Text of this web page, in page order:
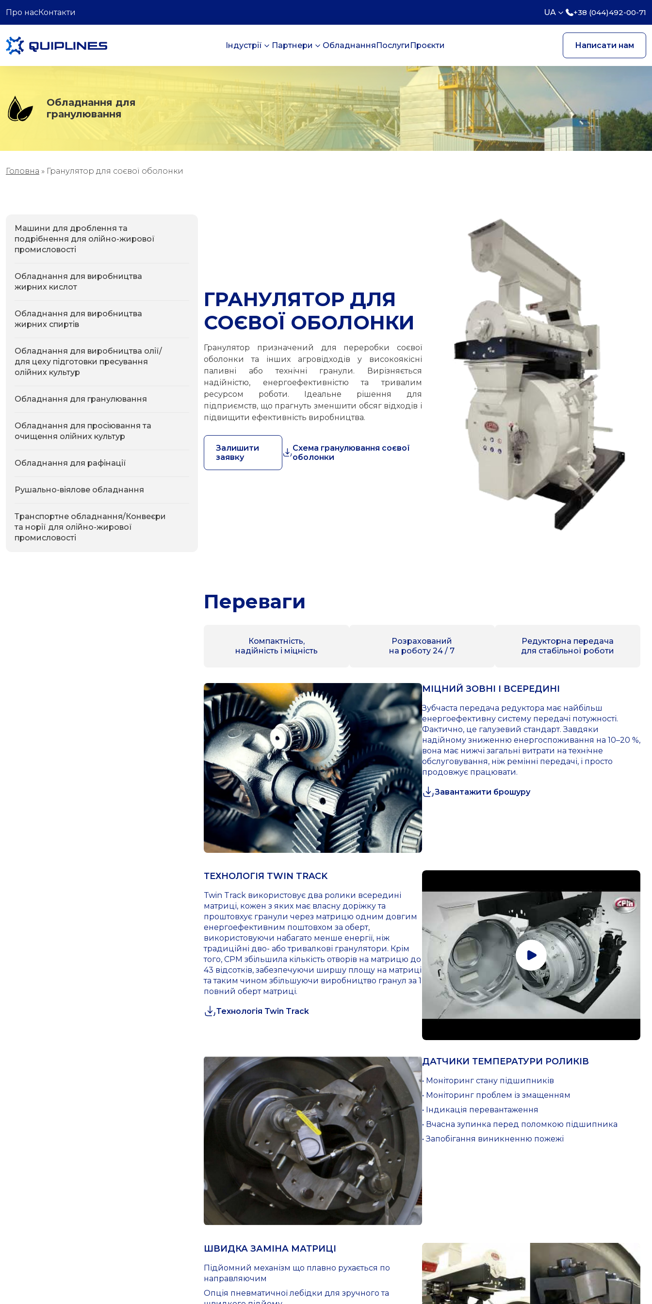
Про насКонтакти UA +38 (044)492-00-71
Індустрії Партнери ОбладнанняПослуги Проєкти Написати нам
Обладнання для
гранулювання
Головна » Гранулятор для соєвої оболонки
Машини для дроблення та
подрібнення для олійно-жирової
промисловості
Обладнання для виробництва
жирних кислот
Обладнання для виробництва
жирних спиртів
Обладнання для виробництва олії/
для цеху підготовки пресування
олійних культур
Обладнання для гранулювання
Обладнання для просіювання та
очищення олійних культур
Обладнання для рафінації
Рушально-віялове обладнання
Транспортне обладнання/Конвеєри
та норії для олійно-жирової
промисловості
ГРАНУЛЯТОР ДЛЯ
СОЄВОЇ ОБОЛОНКИ
Гранулятор призначений для переробки соєвої
оболонки та інших агровідходів у високоякісні
паливні або технічні гранули. Вирізняється
надійністю, енергоефективністю та тривалим
ресурсом роботи. Ідеальне рішення для
підприємств, що прагнуть зменшити обсяг відходів і
підвищити ефективність виробництва.
Залишити
заявку
Схема гранулювання соєвої
оболонки
Переваги
Компактність,
надійність і міцність
Розрахований
на роботу 24 / 7
Редукторна передача
для стабільної роботи
МІЦНИЙ ЗОВНІ І ВСЕРЕДИНІ
Зубчаста передача редуктора має найбільш
енергоефективну систему передачі потужності.
Фактично, це галузевий стандарт. Завдяки
надійному зниженню енергоспоживання на 10–20 %,
вона має нижчі загальні витрати на технічне
обслуговування, ніж ремінні передачі, і просто
продовжує працювати.
Завантажити брошуру
ТЕХНОЛОГІЯ TWIN TRACK
Twin Track використовує два ролики всередині
матриці, кожен з яких має власну доріжку та
проштовхує гранули через матрицю одним довгим
енергоефективним поштовхом за оберт,
використовуючи набагато менше енергії, ніж
традиційні дво- або тривалкові гранулятори. Крім
того, CPM збільшила кількість отворів на матрицю до
43 відсотків, забезпечуючи ширшу площу на матриці
та таким чином збільшуючи виробництво гранул за 1
повний оберт матриці.
Технологія Twin Track
ДАТЧИКИ ТЕМПЕРАТУРИ РОЛИКІВ
• Моніторинг стану підшипників
• Моніторинг проблем із змащенням
• Індикація перевантаження
• Вчасна зупинка перед поломкою підшипника
• Запобігання виникненню пожежі
ШВИДКА ЗАМІНА МАТРИЦІ
Підйомний механізм що плавно рухається по
направляючим
Опція пневматичної лебідки для зручного та